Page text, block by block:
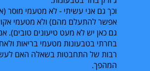
וכך גם אני עשיתי - לא מטעמי מוסר
אפשר להתעלם מהם) ולא מטעמי
גם כאן יש לא מעט טיעונים טובים).
בחרתי בטבעונות מטעמי בריאות
רבות של התחבטות בשאלה האם
המהפך.